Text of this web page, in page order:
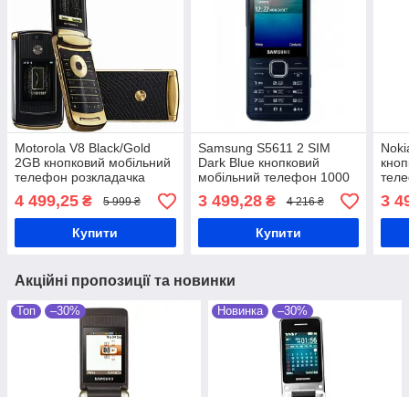
Motorola V8 Black/Gold
2GB кнопковий мобільний
телефон розкладачка
4 499,25 ₴ 5 999 ₴
Купити
Samsung S5611 2 SIM
Dark Blue кнопковий
мобільний телефон 1000
мАг
3 499,28₴ 4 216 ₴
Купити
3
Акційні пропозиції та новинки
Топ –30% Новинка –30%